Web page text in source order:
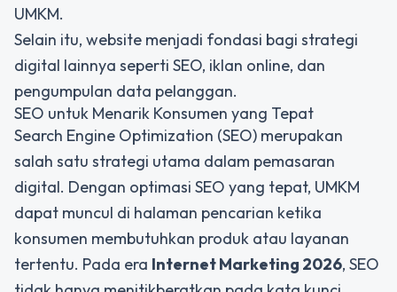
UMKM.
Selain itu, website menjadi fondasi bagi strategi
digital lainnya seperti SEO, iklan online, dan
pengumpulan data pelanggan.
SEO untuk Menarik Konsumen yang Tepat
Search Engine Optimization (SEO) merupakan
salah satu strategi utama dalam pemasaran
digital. Dengan optimasi SEO yang tepat, UMKM
dapat muncul di halaman pencarian ketika
konsumen membutuhkan produk atau layanan
tertentu. Pada era Internet Marketing 2026, SEO